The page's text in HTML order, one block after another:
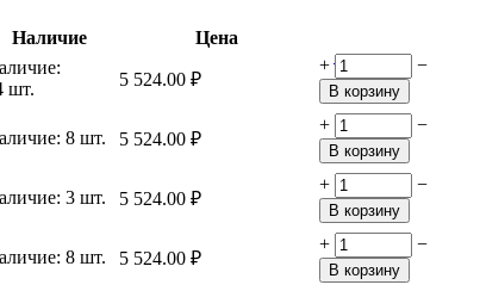
Наличие
Цена
шт.
5 524.00 ₽
+ −
В корзину
8 шт. 5 524.00 ₽
+ −
В корзину
3 шт. 5 524.00 ₽
+ −
В корзину
8 шт. 5 524.00 ₽
+ −
В корзину